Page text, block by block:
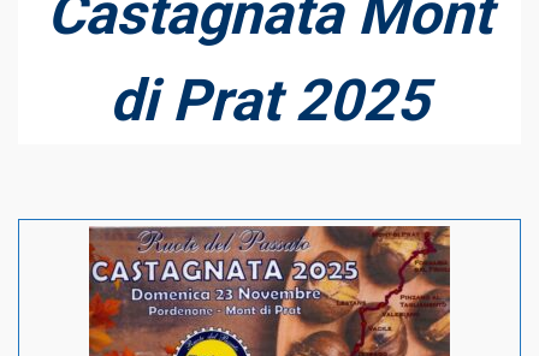
di Prat 2025